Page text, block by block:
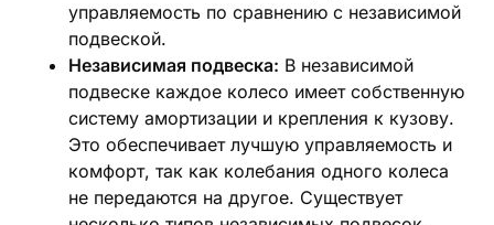
управляемость по сравнению с независимой
подвеской.
Независимая подвеска: В независимой
подвеске каждое колесо имеет собственную
систему амортизации и крепления к кузову.
Это обеспечивает лучшую управляемость и
комфорт, так как колебания одного колеса
не передаются на другое. Существует